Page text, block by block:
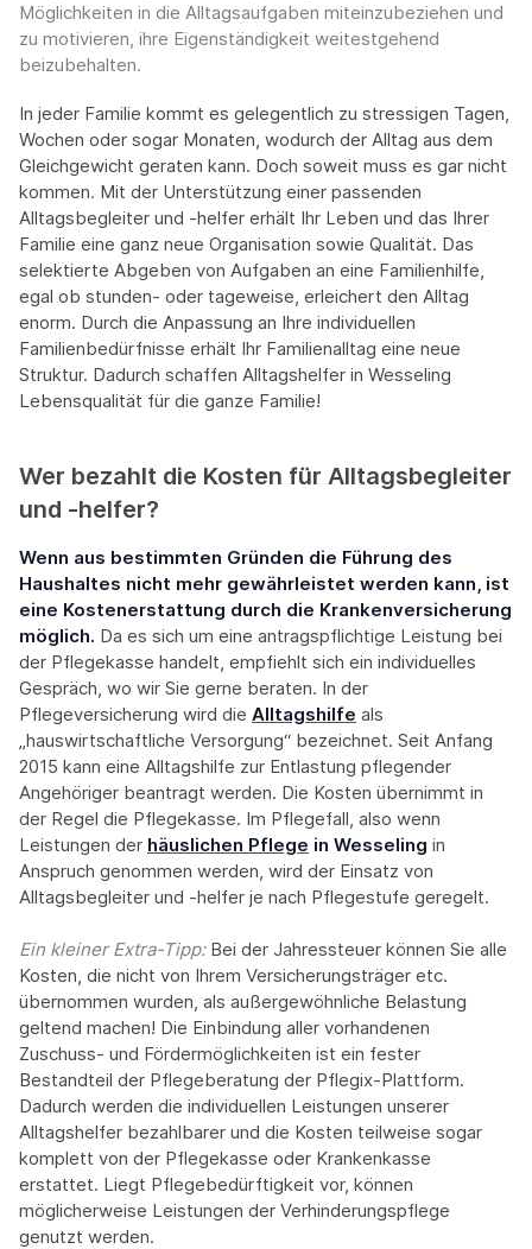
Möglichkeiten in die Alltagsaufgaben miteinzubeziehen und
zu motivieren, ihre Eigenständigkeit weitestgehend
beizubehalten.
In jeder Familie kommt es gelegentlich zu stressigen Tagen,
Wochen oder sogar Monaten, wodurch der Alltag aus dem
Gleichgewicht geraten kann. Doch soweit muss es gar nicht
kommen. Mit der Unterstützung einer passenden
Alltagsbegleiter und -helfer erhält Ihr Leben und das Ihrer
Familie eine ganz neue Organisation sowie Qualität. Das
selektierte Abgeben von Aufgaben an eine Familienhilfe,
egal ob stunden- oder tageweise, erleichert den Alltag
enorm. Durch die Anpassung an Ihre individuellen
Familienbedürfnisse erhält Ihr Familienalltag eine neue
Struktur. Dadurch schaffen Alltagshelfer in Wesseling
Lebensqualität für die ganze Familie!
Wer bezahlt die Kosten für Alltagsbegleiter
und -helfer?
Wenn aus bestimmten Gründen die Führung des
Haushaltes nicht mehr gewährleistet werden kann, ist
eine Kostenerstattung durch die Krankenversicherung
möglich. Da es sich um eine antragspflichtige Leistung bei
der Pflegekasse handelt, empfiehlt sich ein individuelles
Gespräch, wo wir Sie gerne beraten. In der
Pflegeversicherung wird die Alltagshilfe als
„hauswirtschaftliche Versorgung“ bezeichnet. Seit Anfang
2015 kann eine Alltagshilfe zur Entlastung pflegender
Angehöriger beantragt werden. Die Kosten übernimmt in
der Regel die Pflegekasse. Im Pflegefall, also wenn
Leistungen der häuslichen Pflege in Wesseling in
Anspruch genommen werden, wird der Einsatz von
Alltagsbegleiter und -helfer je nach Pflegestufe geregelt.
Ein kleiner Extra-Tipp:‍ Bei der Jahressteuer können Sie alle
Kosten, die nicht von Ihrem Versicherungsträger etc.
übernommen wurden, als außergewöhnliche Belastung
geltend machen! Die Einbindung aller vorhandenen
Zuschuss- und Fördermöglichkeiten ist ein fester
Bestandteil der Pflegeberatung der Pflegix-Plattform.
Dadurch werden die individuellen Leistungen unserer
Alltagshelfer bezahlbarer und die Kosten teilweise sogar
komplett von der Pflegekasse oder Krankenkasse
erstattet. Liegt Pflegebedürftigkeit vor, können
möglicherweise Leistungen der Verhinderungspflege
genutzt werden.